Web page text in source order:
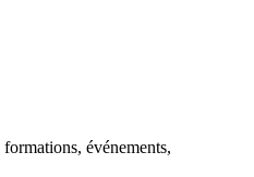
événements,